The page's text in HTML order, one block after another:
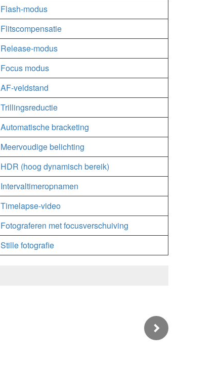
Flash-modus
Flitscompensatie
Release-modus
Focus modus
AF-veldstand
Trillingsreductie
Automatische bracketing
Meervoudige belichting
HDR (hoog dynamisch bereik)
Intervaltimeropnamen
Timelapse-video
Fotograferen met focusverschuiving
Stille fotografie